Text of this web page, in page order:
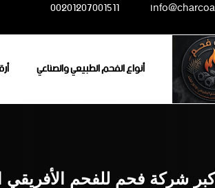
00201207001511
أنواع الفحم الطبيعي والصناعي
شركة فحم للفحم الأفريقي